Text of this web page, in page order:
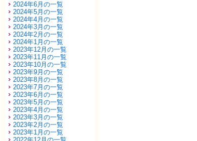
2024年6月の一覧
2024年5月の一覧
2024年4月の一覧
2024年3月の一覧
2024年2月の一覧
2024年1月の一覧
2023年12月の一覧
2023年11月の一覧
2023年10月の一覧
2023年9月の一覧
2023年8月の一覧
2023年7月の一覧
2023年6月の一覧
2023年5月の一覧
2023年4月の一覧
2023年3月の一覧
2023年2月の一覧
2023年1月の一覧